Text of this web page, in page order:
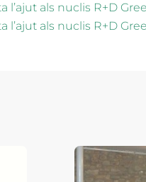
l’ajut als nuclis R+D
l’ajut als nuclis R+D